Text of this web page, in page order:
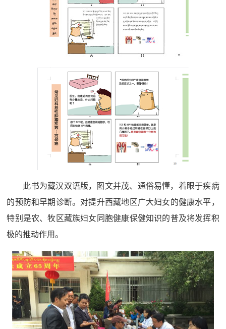
此书为藏汉双语版，图文并茂、通俗易懂，着眼于疾病
的预防和早期诊断。对提升西藏地区广大妇女的健康水平，
特别是农、牧区藏族妇女同胞健康保健知识的普及将发挥积
极的推动作用。